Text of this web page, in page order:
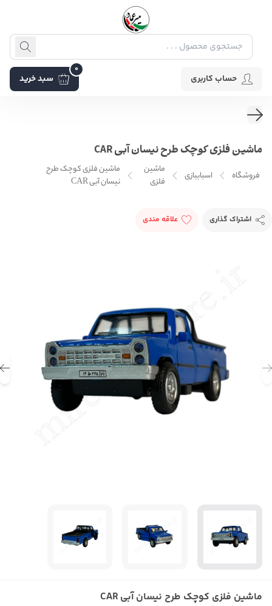
حساب کاربری سبد خرید
0
ماشین فلزی کوچک طرح نیسان آبی CAR
فروشگاه اسباببازی
ماشین
فلزی
ماشین فلزی کوچک طرح
نیسان آبی CAR
اشتراک گذاری علاقه مندی
ماشین فلزی کوچک طرح نیسان آبی CAR